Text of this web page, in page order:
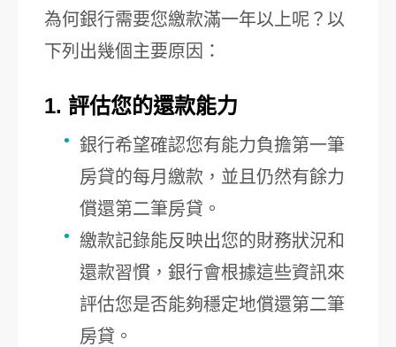
為何銀行需要您繳款滿一年以上呢？以
下列出幾個主要原因：
1. 評估您的還款能力
銀行希望確認您有能力負擔第一筆
房貸的每月繳款，並且仍然有餘力
償還第二筆房貸。
繳款記錄能反映出您的財務狀況和
還款習慣，銀行會根據這些資訊來
評估您是否能夠穩定地償還第二筆
房貸。